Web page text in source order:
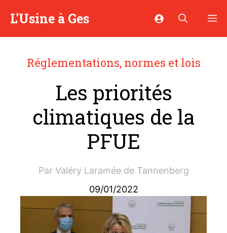
L'Usine à Ges
Réglementations, normes et lois
Les priorités
climatiques de la
PFUE
Par Valéry Laramée de Tannenberg
09/01/2022